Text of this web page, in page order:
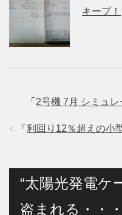
キープ！
「 2号機 7月 シミュレ
「 利回り12％超えの小
“太陽光発電ケ
盗まれる・・